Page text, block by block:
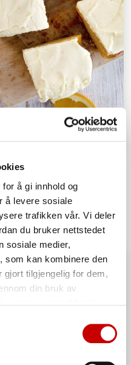
å gi innhold og
å levere sosiale
trafikken vår. Vi deler
du bruker nettstedet
sosiale medier,
som kan kombinere den
gjort tilgjengelig for dem,
din bruk av
MIDDELS